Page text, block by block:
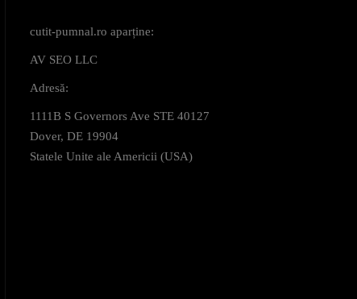
cutit-pumnal.ro aparține:
AV SEO LLC
Adresă:
1111B S Governors Ave STE 40127
Dover, DE 19904
Statele Unite ale Americii (USA)